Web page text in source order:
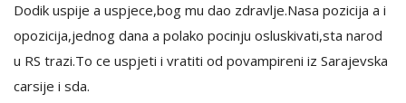
Dodik uspije a uspjece,bog mu dao zdravlje.Nasa pozicija a i
opozicija,jednog dana a polako pocinju osluskivati,sta narod
u RS trazi.To ce uspjeti i vratiti od povampireni iz Sarajevska
carsije i sda.